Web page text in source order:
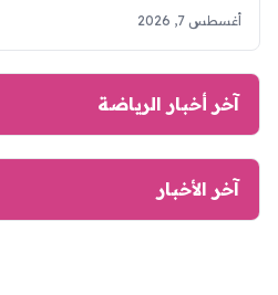
أغسطس 7, 2026
آخر أخبار الرياضة
آخر الأخبار